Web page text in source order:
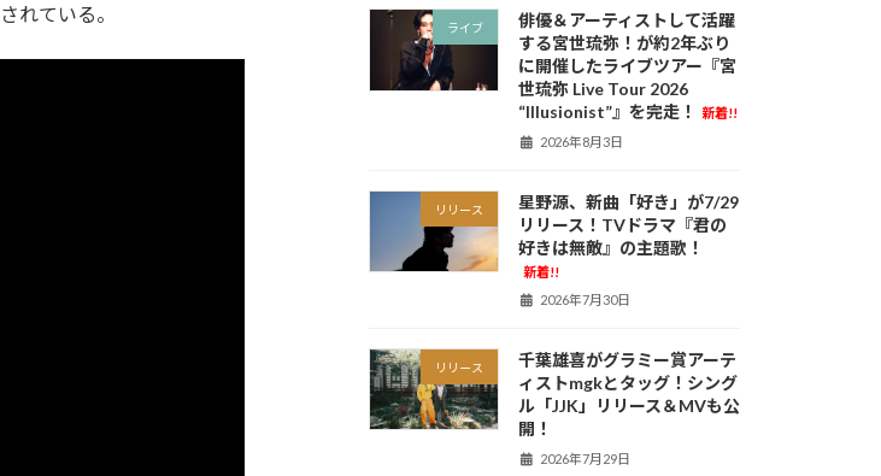
れている。
ライブ
俳優＆アーティストして活躍
する宮世琉弥！が約2年ぶり
に開催したライブツアー『宮
世琉弥 Live Tour 2026
“Illusionist”』を完走！
新着!!
2026年8月3日
リリース
星野源、新曲「好き」が7/29
リリース！TVドラマ『君の
好きは無敵』の主題歌！
新着!!
2026年7月30日
リリース
千葉雄喜がグラミー賞アーテ
ィストmgkとタッグ！シング
ル「JJK」リリース＆MVも公
開！
2026年7月29日